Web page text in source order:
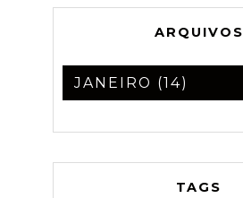
ARQUIVOS
TAGS